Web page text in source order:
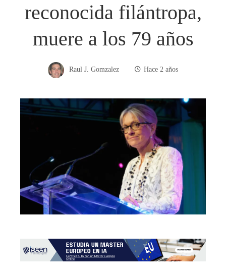
reconocida filántropa,
muere a los 79 años
Raul J. Gomzalez Hace 2 años